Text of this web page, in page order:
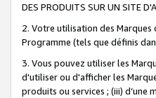
DES PRODUITS SUR UN SITE
2. Votre utilisation des
Programme (tels que définis
3. Vous pouvez utiliser les
d'utiliser ou d'afficher les
produits ou services ; (iii) d’une